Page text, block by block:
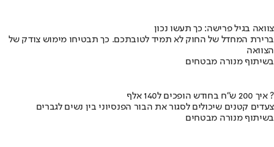
צוואה בגיל פרישה: כך תעשו נכון
ברירת המחדל של החוק לא תמיד לטובתכם. כך תבטיחו מימוש צודק של
הצוואה
בשיתוף מנורה מבטחים
איך 200 ש"ח בחודש הופכים ל140 אלף ?
צעדים קטנים שיכולים לסגור את הבור הפנסיוני בין נשים לגברים
בשיתוף מנורה מבטחים